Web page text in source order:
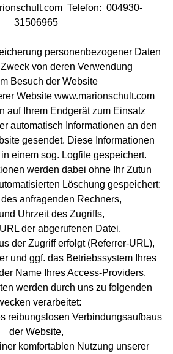
Telefon: 004930-
31506965
personenbezogener Daten
von deren Verwendung
Besuch der Website
Website www.marionschult.com
auf Ihrem Endgerät zum Einsatz
automatisch Informationen an den
gesendet. Diese Informationen
einem sog. Logfile gespeichert.
werden dabei ohne Ihr Zutun
Löschung gespeichert:
des anfragenden Rechners,
Uhrzeit des Zugriffs,
der abgerufenen Datei,
der Zugriff erfolgt (Referrer-URL),
und ggf. das Betriebssystem Ihres
Name Ihres Access-Providers.
werden durch uns zu folgenden
verarbeitet:
reibungslosen Verbindungsaufbaus
der Website,
komfortablen Nutzung unserer